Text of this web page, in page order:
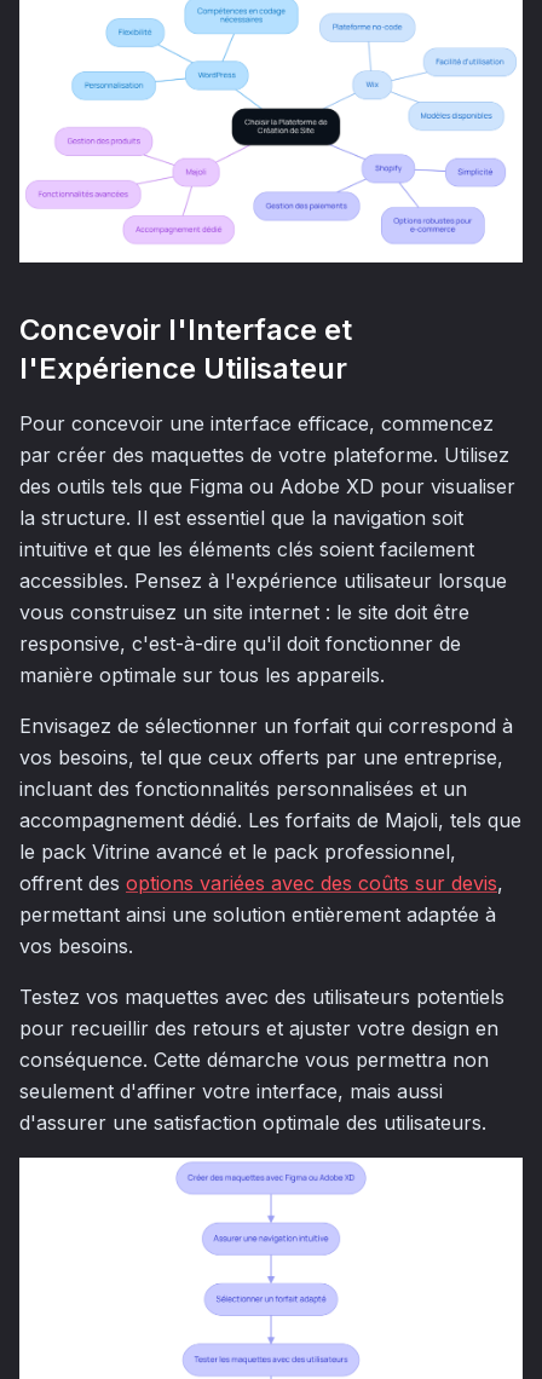
Concevoir l'Interface et
l'Expérience Utilisateur
Pour concevoir une interface efficace, commencez
par créer des maquettes de votre plateforme. Utilisez
des outils tels que Figma ou Adobe XD pour visualiser
la structure. Il est essentiel que la navigation soit
intuitive et que les éléments clés soient facilement
accessibles. Pensez à l'expérience utilisateur lorsque
vous construisez un site internet : le site doit être
responsive, c'est-à-dire qu'il doit fonctionner de
manière optimale sur tous les appareils.
Envisagez de sélectionner un forfait qui correspond à
vos besoins, tel que ceux offerts par une entreprise,
incluant des fonctionnalités personnalisées et un
accompagnement dédié. Les forfaits de Majoli, tels que
le pack Vitrine avancé et le pack professionnel,
offrent des options variées avec des coûts sur devis,
permettant ainsi une solution entièrement adaptée à
vos besoins.
Testez vos maquettes avec des utilisateurs potentiels
pour recueillir des retours et ajuster votre design en
conséquence. Cette démarche vous permettra non
seulement d'affiner votre interface, mais aussi
d'assurer une satisfaction optimale des utilisateurs.